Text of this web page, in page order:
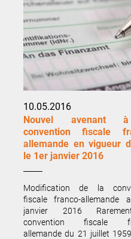
10.05.2016
Nouvel avenant
convention fiscale
allemande en vigueur
le 1er janvier 2016
Modification de la
fiscale franco-allemande
janvier 2016
convention fiscale
allemande du 21 juillet